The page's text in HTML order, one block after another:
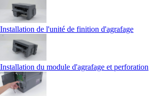
Installation de l'unité de finition d'agrafage
Installation du module d'agrafage et perforation